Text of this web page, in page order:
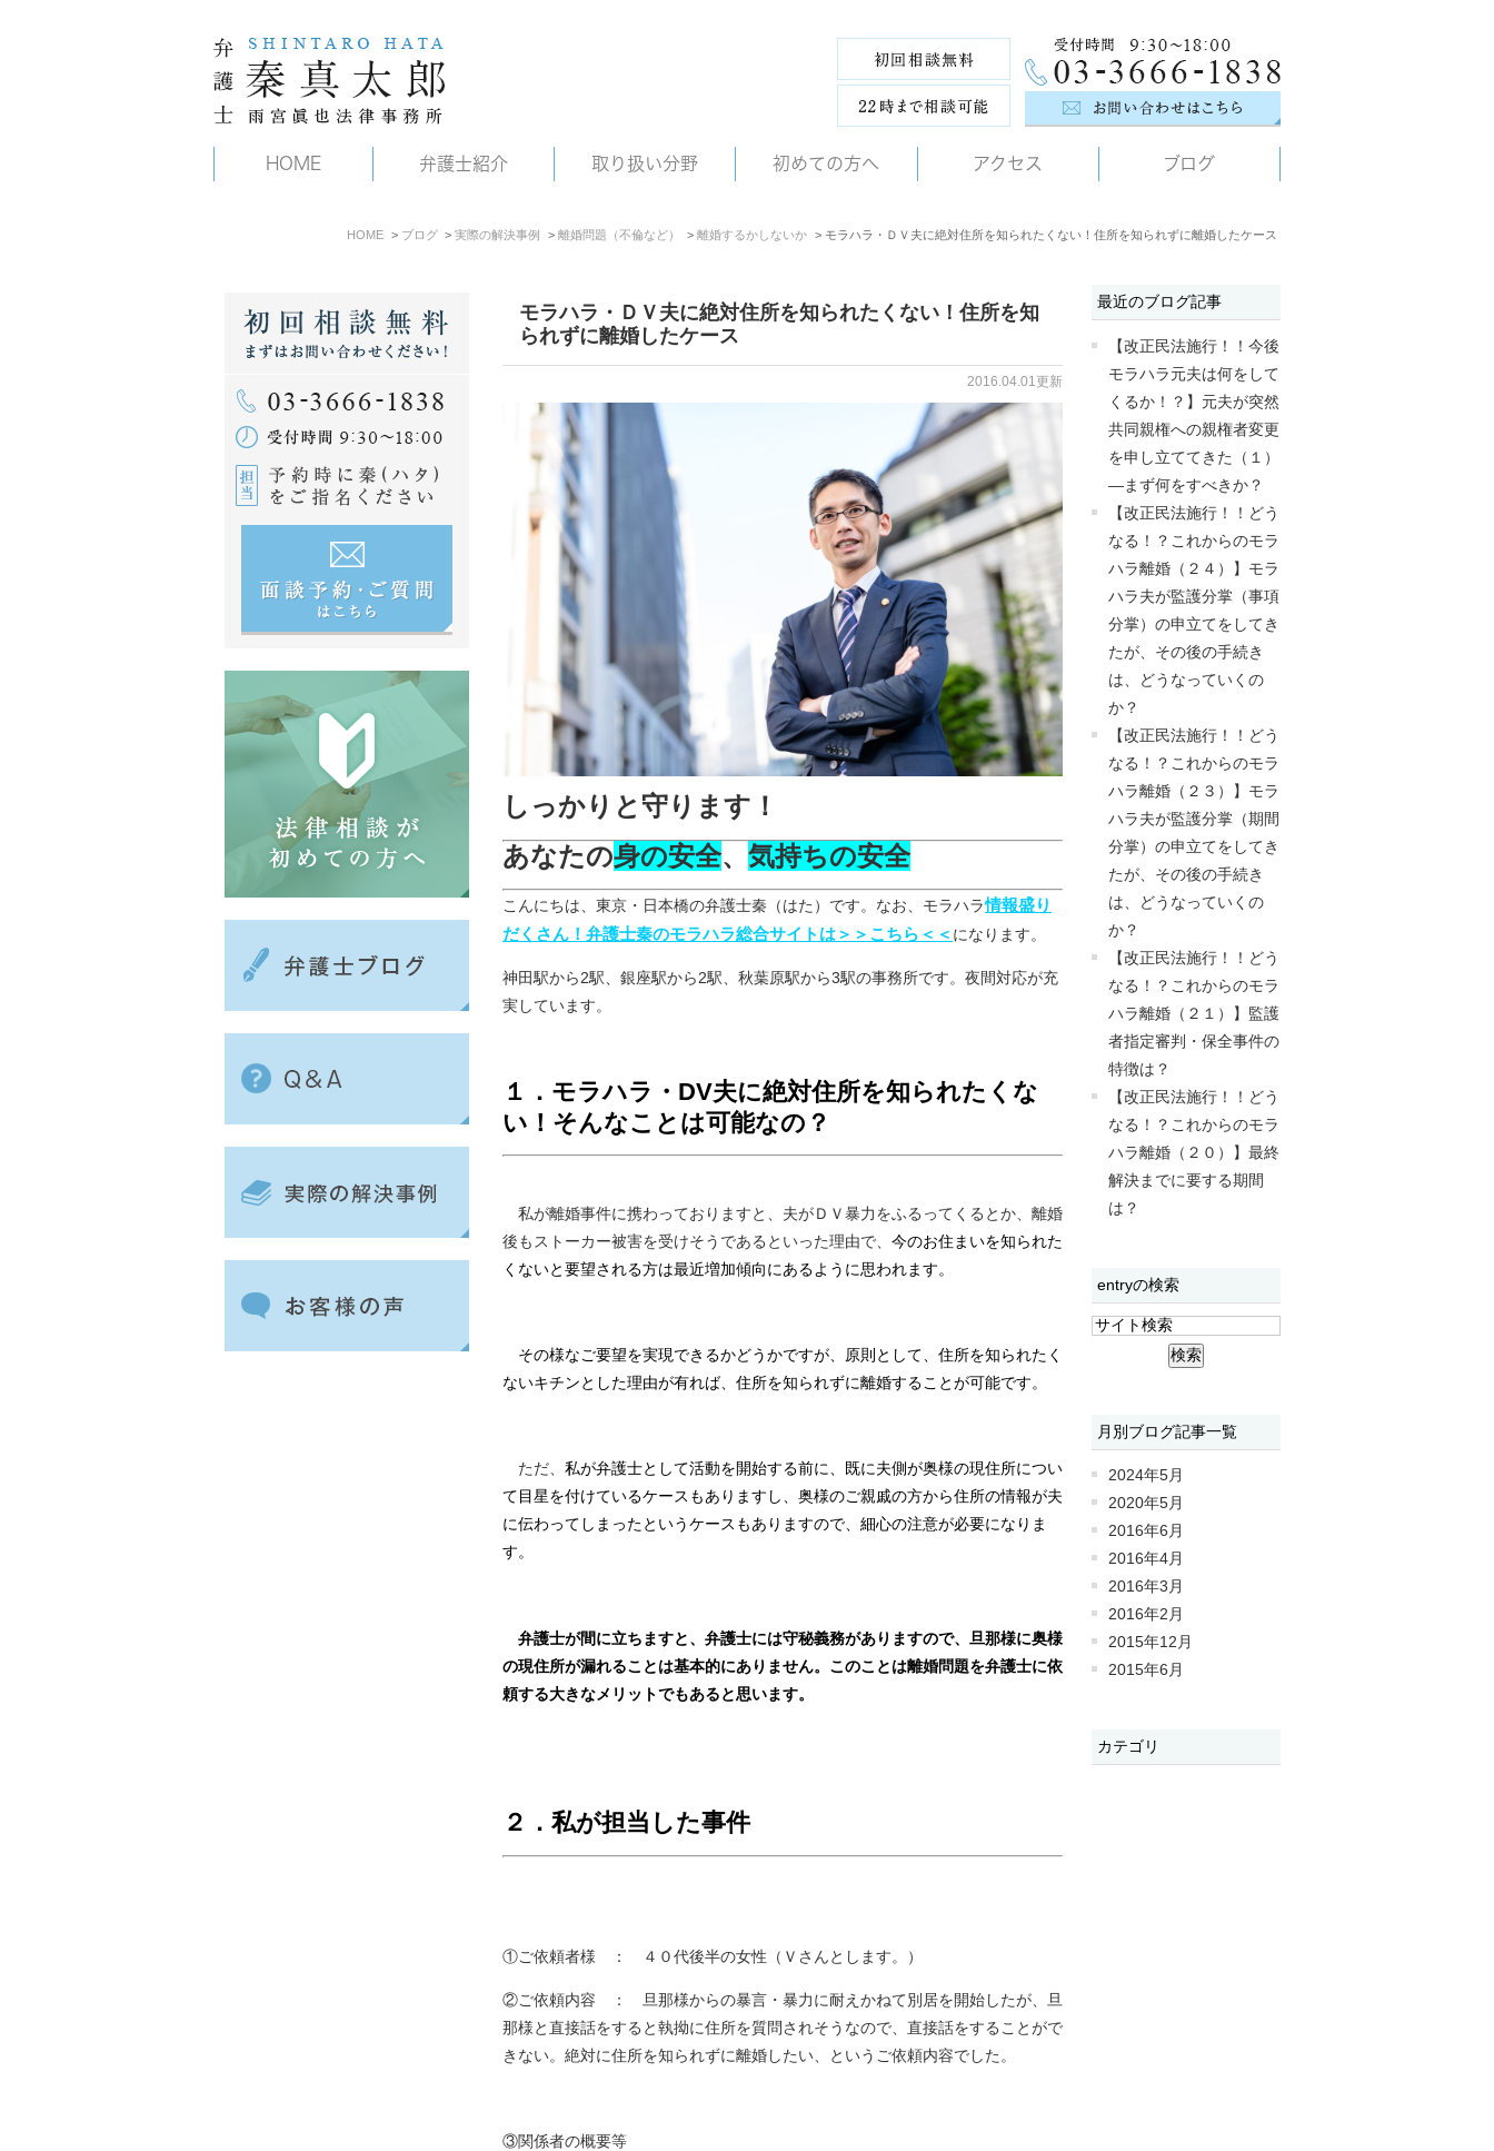
HOME 弁護士紹介 取り扱い分野 初めての方へ アクセス ブログ
HOME ブログ 実際の解決事例 離婚問題（不倫など） 離婚するかしないか モラハラ・ＤＶ夫に絶対住所を知られたくない！住所を知られずに離婚したケース
モラハラ・ＤＶ夫に絶対住所を知られたくない！住所を知
られずに離婚したケース
2016.04.01更新
しっかりと守ります！
あなたの身の安全、 気持ちの安全
こんにちは、東京・日本橋の弁護士秦（はた）です。なお、 モラハラ情報盛り
だくさん！弁護士秦のモラハラ総合サイトは＞＞こちら＜＜ になります。
神田駅から2駅、銀座駅から2駅、秋葉原駅から3駅の事務所です。夜間対応が充
実しています。
１．モラハラ・DV夫に絶対住所を知られたくな
い！そんなことは可能なの？
私が離婚事件に携わっておりますと、夫がＤＶ暴力をふるってくるとか、離婚
後もストーカー被害を受けそうであるといった理由で、 今のお住まいを知られた
くないと要望される方は最近増加傾向にあるように思われます。
その様なご要望を実現できるかどうかですが、原則として、住所を知られたく
ないキチンとした理由が有れば、住所を知られずに離婚することが可能です。
ただ、 私が弁護士として活動を開始する前に、既に夫側が奥様の現住所につい
て目星を付けているケースもありますし、奥様のご親戚の方から住所の情報が夫
に伝わってしまったというケースもありますので、細心の注意が必要になりま
す。
弁護士が間に立ちますと、弁護士には守秘義務がありますので、旦那様に奥様
の現住所が漏れることは基本的にありません。このことは離婚問題を弁護士に依
頼する大きなメリットでもあると思います。
２．私が担当した事件
①ご依頼者様 ： ４０代後半の女性（Ｖさんとします。）
②ご依頼内容 ： 旦那様からの暴言・暴力に耐えかねて別居を開始したが、旦
那様と直接話をすると執拗に住所を質問されそうなので、直接話をすることがで
きない。絶対に住所を知られずに離婚したい、というご依頼内容でした。
③関係者の概要等
最近のブログ記事
【改正民法施行！！今後
モラハラ元夫は何をして
くるか！？】元夫が突然
共同親権への親権者変更
を申し立ててきた（１）
―まず何をすべきか？
【改正民法施行！！どう
なる！？これからのモラ
ハラ離婚（２４）】モラ
ハラ夫が監護分掌（事項
分掌）の申立てをしてき
たが、その後の手続き
は、どうなっていくの
か？
【改正民法施行！！どう
なる！？これからのモラ
ハラ離婚（２３）】モラ
ハラ夫が監護分掌（期間
分掌）の申立てをしてき
たが、その後の手続き
は、どうなっていくの
か？
【改正民法施行！！どう
なる！？これからのモラ
ハラ離婚（２１）】監護
者指定審判・保全事件の
特徴は？
【改正民法施行！！どう
なる！？これからのモラ
ハラ離婚（２０）】最終
解決までに要する期間
は？
entryの検索
月別ブログ記事一覧
2024年5月
2020年5月
2016年6月
2016年4月
2016年3月
2016年2月
2015年12月
2015年6月
カテゴリ